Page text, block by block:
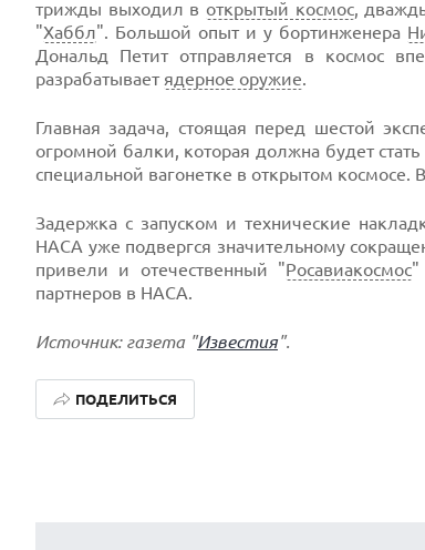
трижды выходил в открытый космос,
"Хаббл". Большой опыт и у бортинженера
Дональд Петит отправляется в космос
разрабатывает ядерное оружие.
Главная задача, стоящая перед шестой
огромной балки, которая должна будет
специальной вагонетке в открытом космосе.
Задержка с запуском и технические
НАСА уже подвергся значительному
привели и отечественный "Росавиакосмос"
партнеров в НАСА.
Источник: газета "Известия".
ПОДЕЛИТЬСЯ